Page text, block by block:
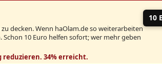
decken. Wenn haOlam.de so weiterarbeiten
Schon 10 Euro helfen sofort; wer mehr geben
10
reduzieren. 34% erreicht.